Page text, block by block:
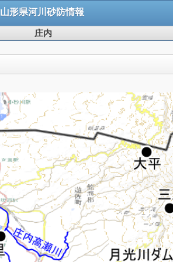
山形県河川砂防情報
庄内